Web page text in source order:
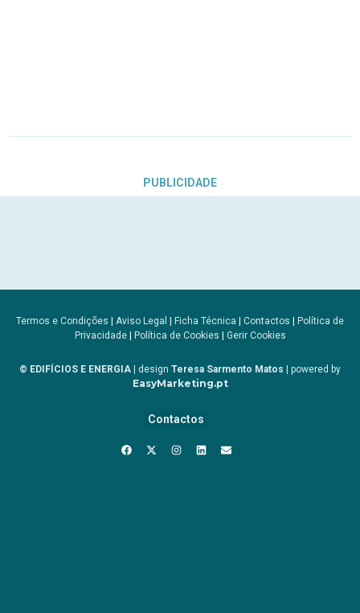
PUBLICIDADE
Termos e Condições | Aviso Legal | Ficha Técnica | Contactos | Política de
Privacidade| Política de Cookies | Gerir Cookies
© EDIFÍCIOS E ENERGIA | design Teresa Sarmento Matos | powered by
EasyMarketing.pt
Contactos